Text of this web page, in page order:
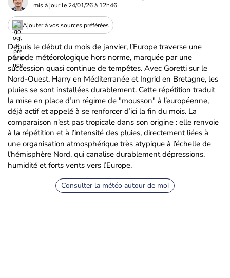
mis à jour le 24/01/26 à 12h46
Ajouter à vos sources préférées
Depuis le début du mois de janvier, l’Europe traverse une
période météorologique hors norme, marquée par une
succession quasi continue de tempêtes. Avec Goretti sur le
Nord-Ouest, Harry en Méditerranée et Ingrid en Bretagne, les
pluies se sont installées durablement. Cette répétition traduit
la mise en place d’un régime de "mousson" à l’européenne,
déjà actif et appelé à se renforcer d’ici la fin du mois. La
comparaison n’est pas tropicale dans son origine : elle renvoie
à la répétition et à l’intensité des pluies, directement liées à
une organisation atmosphérique très atypique à l’échelle de
l’hémisphère Nord, qui canalise durablement dépressions,
humidité et forts vents vers l’Europe.
Consulter la météo autour de moi